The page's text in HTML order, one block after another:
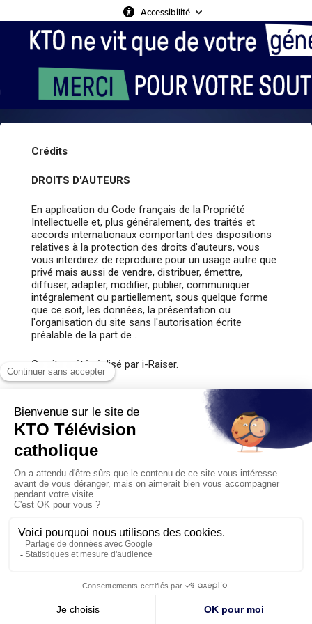
Un problème de validation ou un souci
technique ? Pour faciliter votre don,
Accessibilité
Crédits
DROITS D'AUTEURS
En application du Code français de la Propriété
Intellectuelle et, plus généralement, des traités et
accords internationaux comportant des dispositions
relatives à la protection des droits d'auteurs, vous
vous interdirez de reproduire pour un usage autre que
privé mais aussi de vendre, distribuer, émettre,
diffuser, adapter, modifier, publier, communiquer
intégralement ou partiellement, sous quelque forme
que ce soit, les données, la présentation ou
l'organisation du site sans l'autorisation écrite
préalable de la part de .
Ce site a été réalisé par i-Raiser.
Son fonctionnement s'appuie sur des logiciels Open
Source (Linux, Lighttpd, MySQL, PHP, Jelix).
Espace personnel